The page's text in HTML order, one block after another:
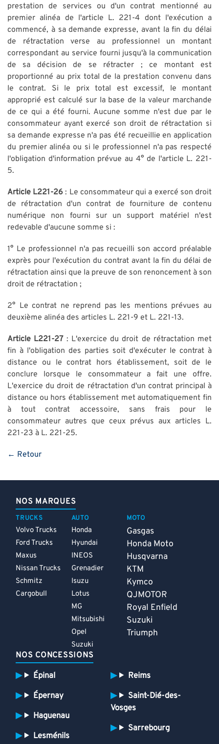
prestation de services ou d'un contrat mentionné au
premier alinéa de l'article L. 221-4 dont l'exécution a
commencé, à sa demande expresse, avant la fin du délai
de rétractation verse au professionnel un montant
correspondant au service fourni jusqu'à la communication
de sa décision de se rétracter ; ce montant est
proportionné au prix total de la prestation convenu dans
le contrat. Si le prix total est excessif, le montant
approprié est calculé sur la base de la valeur marchande
de ce qui a été fourni. Aucune somme n'est due par le
consommateur ayant exercé son droit de rétractation si
sa demande expresse n'a pas été recueillie en application
du premier alinéa ou si le professionnel n'a pas respecté
l'obligation d'information prévue au 4° de l'article L. 221-
5.
Article L221-26 : Le consommateur qui a exercé son droit
de rétractation d'un contrat de fourniture de contenu
numérique non fourni sur un support matériel n'est
redevable d'aucune somme si :
1° Le professionnel n'a pas recueilli son accord préalable
exprès pour l'exécution du contrat avant la fin du délai de
rétractation ainsi que la preuve de son renoncement à son
droit de rétractation ;
2° Le contrat ne reprend pas les mentions prévues au
deuxième alinéa des articles L. 221-9 et L. 221-13.
Article L221-27: L'exercice du droit de rétractation met
fin à l'obligation des parties soit d'exécuter le contrat à
distance ou le contrat hors établissement, soit de le
conclure lorsque le consommateur a fait une offre.
L'exercice du droit de rétractation d'un contrat principal à
distance ou hors établissement met automatiquement fin
à tout contrat accessoire, sans frais pour le
consommateur autres que ceux prévus aux articles L.
221-23 à L. 221-25.
← Retour
NOS MARQUES
TRUCKS
Volvo Trucks
Ford Trucks
Maxus
Nissan Trucks
Schmitz
Cargobull
AUTO
Honda
Hyundai
INEOS
Grenadier
Isuzu
Lotus
MG
Mitsubishi
Opel
Suzuki
MOTO
Gasgas
Honda Moto
Husqvarna
KTM
Kymco
QJMOTOR
Royal Enfield
Suzuki
Triumph
NOS CONCESSIONS
Épinal
Épernay
Haguenau
Lesménils
Reims
Saint-Dié-des-
Vosges
Sarrebourg